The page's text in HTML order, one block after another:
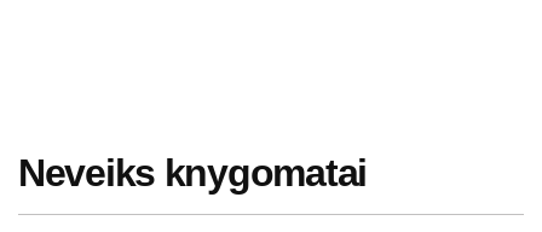
Neveiks knygomatai